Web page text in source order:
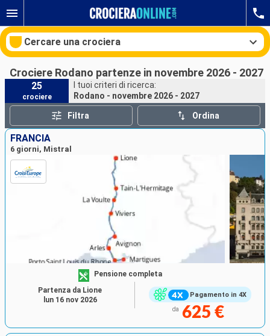
Cercare una crociera
Le nostre destinazioni
Mesi di partenza
Porti Compagnie
Ricerca
Crociere Rodano partenze in novembre 2026 - 2027
25
crociere
I tuoi criteri di ricerca:
Rodano - novembre 2026 - 2027
Filtra Ordina
FRANCIA
6 giorni, Mistral
Pagamento in 4X
Pensione completa
da 625 €
Partenza da Lione
lun 16 nov 2026